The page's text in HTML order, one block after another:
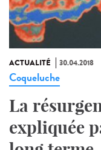
ACTUALITÉ 30.04.2018
Coqueluche
La
expliquée